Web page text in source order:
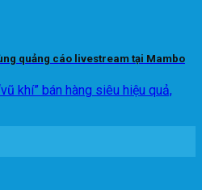
quảng cáo livestream tại Mambo
khí” bán hàng siêu hiệu quả,